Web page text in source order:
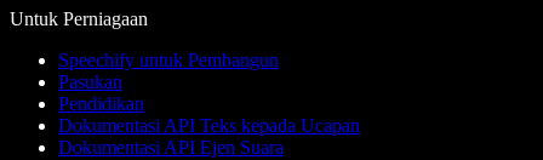
Untuk Perniagaan
Speechify untuk Pembangun
Pasukan
Pendidikan
Dokumentasi API Teks kepada Ucapan
Dokumentasi API Ejen Suara